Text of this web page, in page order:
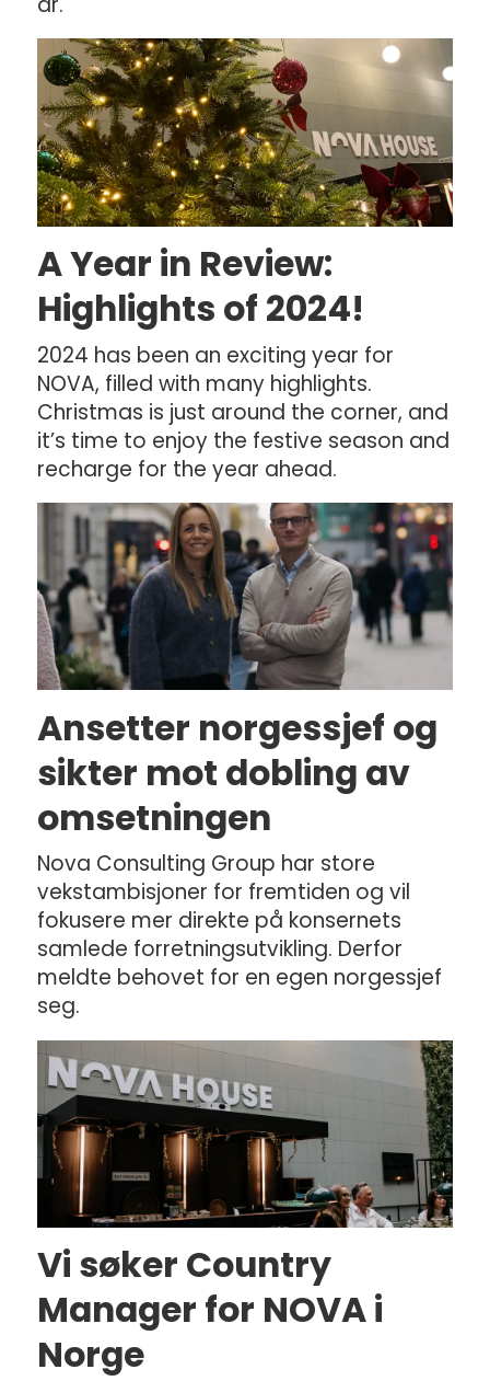
A Year in Review:
Highlights of 2024!
2024 has been an exciting year for
NOVA, filled with many highlights.
Christmas is just around the corner, and
it’s time to enjoy the festive season and
recharge for the year ahead.
Ansetter norgessjef og
sikter mot dobling av
omsetningen
Nova Consulting Group har store
vekstambisjoner for fremtiden og vil
fokusere mer direkte på konsernets
samlede forretningsutvikling. Derfor
meldte behovet for en egen norgessjef
seg.
Vi søker Country
Manager for NOVA i
Norge